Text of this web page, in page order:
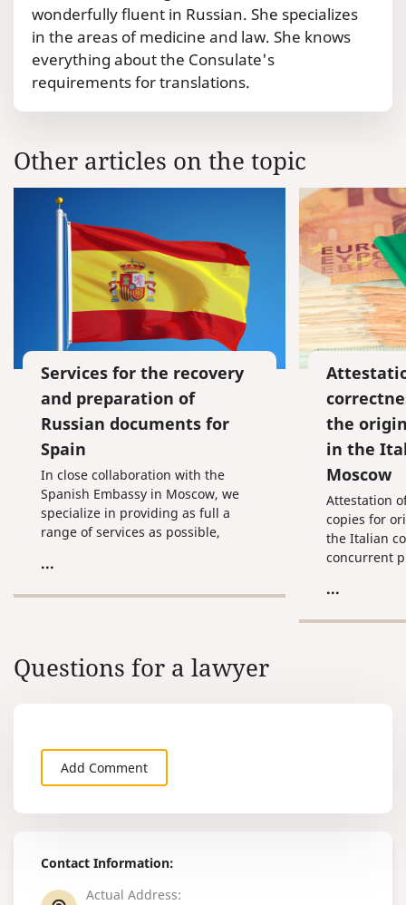
Contact Information:
Actual Address:
wonderfully fluent in Russian. She specializes
in the areas of medicine and law. She knows
everything about the Consulate's
requirements for translations.
Other articles on the topic
Services for the recovery
and preparation of
Russian documents for
Spain
In close collaboration with the
Spanish Embassy in Moscow, we
specialize in providing as full a
range of services as possible,
preparation of Russian documents
...
the
in the
Moscow
Attestation
copies for
the Italian
concurrent
translation.
...
Questions for a lawyer
Add Comment